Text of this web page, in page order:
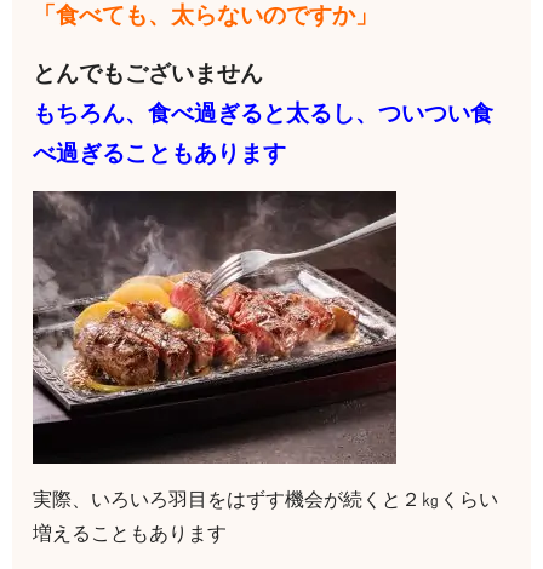
「食べても、太らないのですか」
とんでもございません
もちろん、食べ過ぎると太るし、ついつい食
べ過ぎることもあります
実際、いろいろ羽目をはずす機会が続くと２㎏くらい
増えることもあります